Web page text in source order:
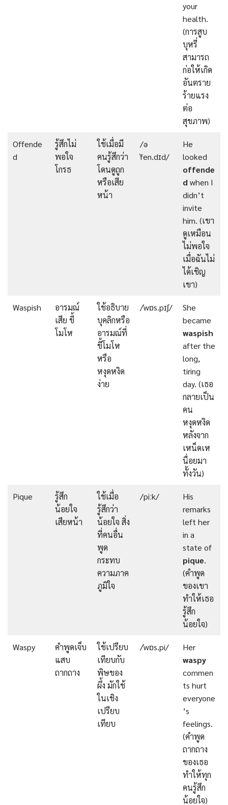
your
health.
(การสูบ
บุหรี่
สามารถ
ก่อให้เกิด
อันตราย
ร้ายแรง
ต่อ
สุขภาพ)
Offende
d
รู้สึกไม่
พอใจ
โกรธ
ใช้เมื่อมี
คนรู้สึกว่า
โดนดูถูก
หรือเสีย
หน้า
/ə
ˈfen.dɪd/
He
looked
offende
d when I
didn’t
invite
him. (เขา
ดูเหมือน
ไม่พอใจ
เมื่อฉันไม่
ได้เชิญ
เขา)
Waspish
อารมณ์
เสีย ขี้
โมโห
ใช้อธิบาย
บุคลิกหรือ
อารมณ์ที่
ขี้โมโห
หรือ
หงุดหงิด
ง่าย
/ˈwɒs.pɪʃ/
She
became
waspish
after the
long,
tiring
day. (เธอ
กลายเป็น
คน
หงุดหงิด
หลังจาก
เหน็ดเห
นื่อยมา
ทั้งวัน)
Pique
รู้สึก
น้อยใจ
เสียหน้า
ใช้เมื่อ
รู้สึกว่า
น้อยใจ สิ่ง
ที่คนอื่น
พูด
กระทบ
ความภาค
ภูมิใจ
/piːk/
His
remarks
left her
in a
state of
pique.
(คำพูด
ของเขา
ทำให้เธอ
รู้สึก
น้อยใจ)
Waspy
คำพูดเจ็บ
แสบ
ถากถาง
ใช้เปรียบ
เทียบกับ
พิษของ
ผึ้ง มักใช้
ในเชิง
เปรียบ
เทียบ
/ˈwɒs.pi/
Her
waspy
commen
ts hurt
everyone
’s
feelings.
(คำพูด
ถากถาง
ของเธอ
ทำให้ทุก
คนรู้สึก
น้อยใจ)